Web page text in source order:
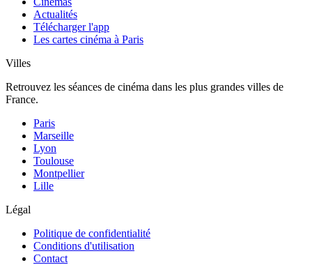
Actualités
Télécharger l'app
Les cartes cinéma à Paris
Villes
Retrouvez les séances de cinéma dans les plus grandes villes de
France.
Paris
Marseille
Lyon
Toulouse
Montpellier
Lille
Légal
Politique de confidentialité
Conditions d'utilisation
Contact